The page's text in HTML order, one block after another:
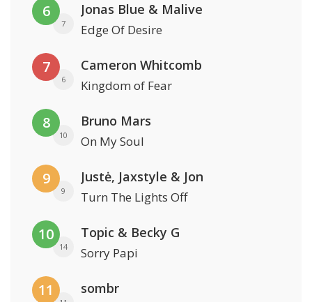
6
7
Jonas Blue & Malive
Edge Of Desire
7
6
Cameron Whitcomb
Kingdom of Fear
8
10
Bruno Mars
On My Soul
9
9
Justė, Jaxstyle & Jon
Turn The Lights Off
10
14
Topic & Becky G
Sorry Papi
11 sombr